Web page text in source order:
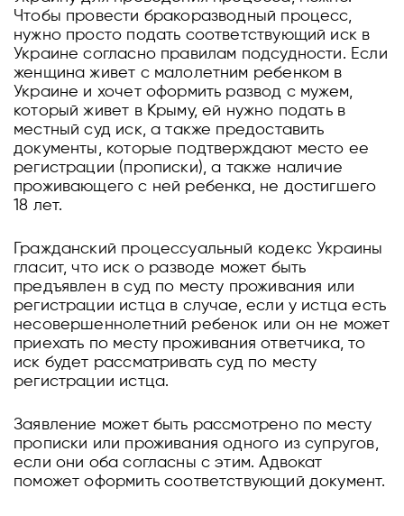
Чтобы провести бракоразводный процесс,
нужно просто подать соответствующий иск в
Украине согласно правилам подсудности. Если
женщина живет с малолетним ребенком в
Украине и хочет оформить развод с мужем,
который живет в Крыму, ей нужно подать в
местный суд иск, а также предоставить
документы, которые подтверждают место ее
регистрации (прописки), а также наличие
проживающего с ней ребенка, не достигшего
18 лет.
Гражданский процессуальный кодекс Украины
гласит, что иск о разводе может быть
предъявлен в суд по месту проживания или
регистрации истца в случае, если у истца есть
несовершеннолетний ребенок или он не может
приехать по месту проживания ответчика, то
иск будет рассматривать суд по месту
регистрации истца.
Заявление может быть рассмотрено по месту
прописки или проживания одного из супругов,
если они оба согласны с этим. Адвокат
поможет оформить соответствующий документ.